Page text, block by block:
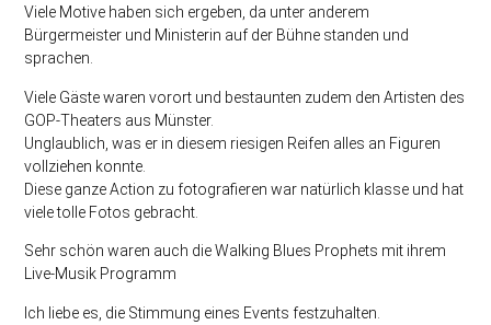
Viele Motive haben sich ergeben, da unter anderem
Bürgermeister und Ministerin auf der Bühne standen und
sprachen.
Viele Gäste waren vorort und bestaunten zudem den Artisten des
GOP-Theaters aus Münster.
Unglaublich, was er in diesem riesigen Reifen alles an Figuren
vollziehen konnte.
Diese ganze Action zu fotografieren war natürlich klasse und hat
viele tolle Fotos gebracht.
Sehr schön waren auch die Walking Blues Prophets mit ihrem
Live-Musik Programm
Ich liebe es, die Stimmung eines Events festzuhalten.